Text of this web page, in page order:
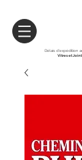
Délais d'expédition
Vitres et